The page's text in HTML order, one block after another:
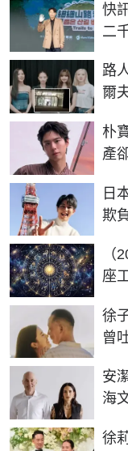
快
二
路
爾
朴
產
日
欺
（
座
徐
曾
安
海
徐